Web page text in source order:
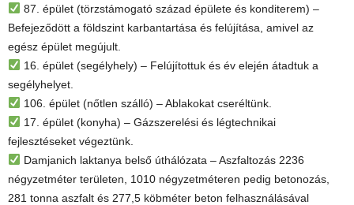
87. épület (törzstámogató század épülete és konditerem) –
Befejeződött a földszint karbantartása és felújítása, amivel az
egész épület megújult.
16. épület (segélyhely) – Felújítottuk és év elején átadtuk a
segélyhelyet.
106. épület (nőtlen szálló) – Ablakokat cseréltünk.
17. épület (konyha) – Gázszerelési és légtechnikai
fejlesztéseket végeztünk.
Damjanich laktanya belső úthálózata – Aszfaltozás 2236
négyzetméter területen, 1010 négyzetméteren pedig betonozás,
281 tonna aszfalt és 277,5 köbméter beton felhasználásával